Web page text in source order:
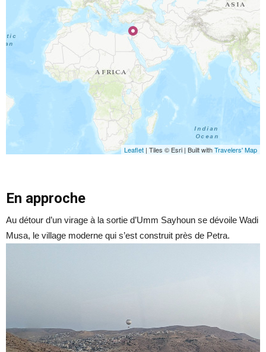
Travelers' Map is loading...
If you see this after your page is loaded
completely, leafletJS files are missing.
Leaflet | Tiles © Esri | Built withTravelers' Map
En approche
Au détour d’un virage à la sortie d’Umm Sayhoun se dévoile Wadi
Musa, le village moderne qui s’est construit près de Petra.